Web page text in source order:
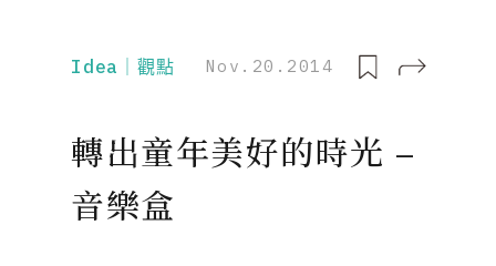
Idea｜觀點 Nov.20.2014
轉出童年美好的時光 –
音樂盒